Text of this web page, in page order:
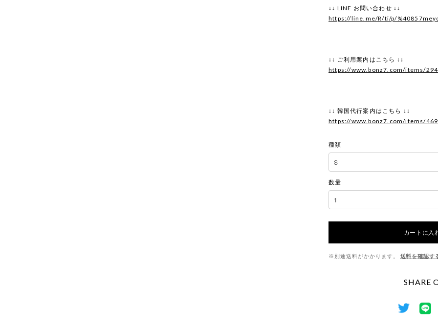
↓↓ LINE お問い合わせ ↓↓
https://line.me/R/ti/p/
↓↓ ご利用案内はこちら ↓↓
https://www.bonz7.com/items/
↓↓ 韓国代行案内はこちら ↓↓
https://www.bonz7.com/items/
種類
数量
カートに入
※別途送料がかかります。 送料を確認す
SHARE